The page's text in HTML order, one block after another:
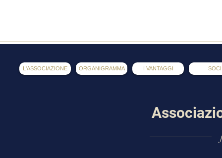
L'ASSOCIAZIONE ORGANIGRAMMA I VANTAGGI SOCI